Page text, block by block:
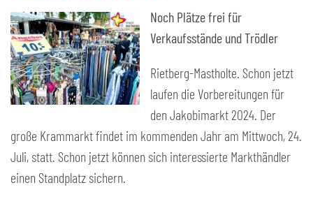
Noch Plätze frei für
Verkaufsstände und Trödler
Rietberg-Mastholte. Schon jetzt
laufen die Vorbereitungen für
den Jakobimarkt 2024. Der
große Krammarkt findet im kommenden Jahr am Mittwoch, 24.
Juli, statt. Schon jetzt können sich interessierte Markthändler
einen Standplatz sichern.